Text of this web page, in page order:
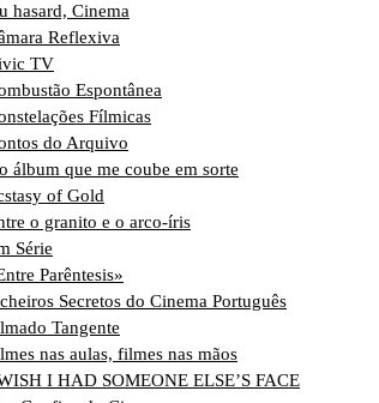
hasard, Cinema
Reflexiva
TV
Espontânea
Fílmicas
do Arquivo
álbum que me coube em sorte
of Gold
o granito e o arco-íris
Série
Parêntesis»
Secretos do Cinema Português
Tangente
nas aulas, filmes nas mãos
I HAD SOMEONE ELSE’S FACE